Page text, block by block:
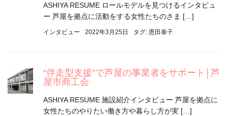
ASHIYA RESUME ロールモデルを見つけるインタビュ
ー 芦屋を拠点に活動をする女性たちのさま […]
インタビュー 2022年3月25日 タグ: 恩田泰子
“伴走型支援”で芦屋の事業者をサポート│芦
屋市商工会
ASHIYA RESUME 施設紹介インタビュー 芦屋を拠点に
女性たちのやりたい働き方や暮らし方が実 […]